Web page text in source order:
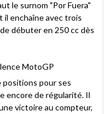
le surnom "Por Fuera"
il enchaîne avec trois
débuter en 250 cc dès
pour ses
encore de régularité. Il
victoire au compteur,